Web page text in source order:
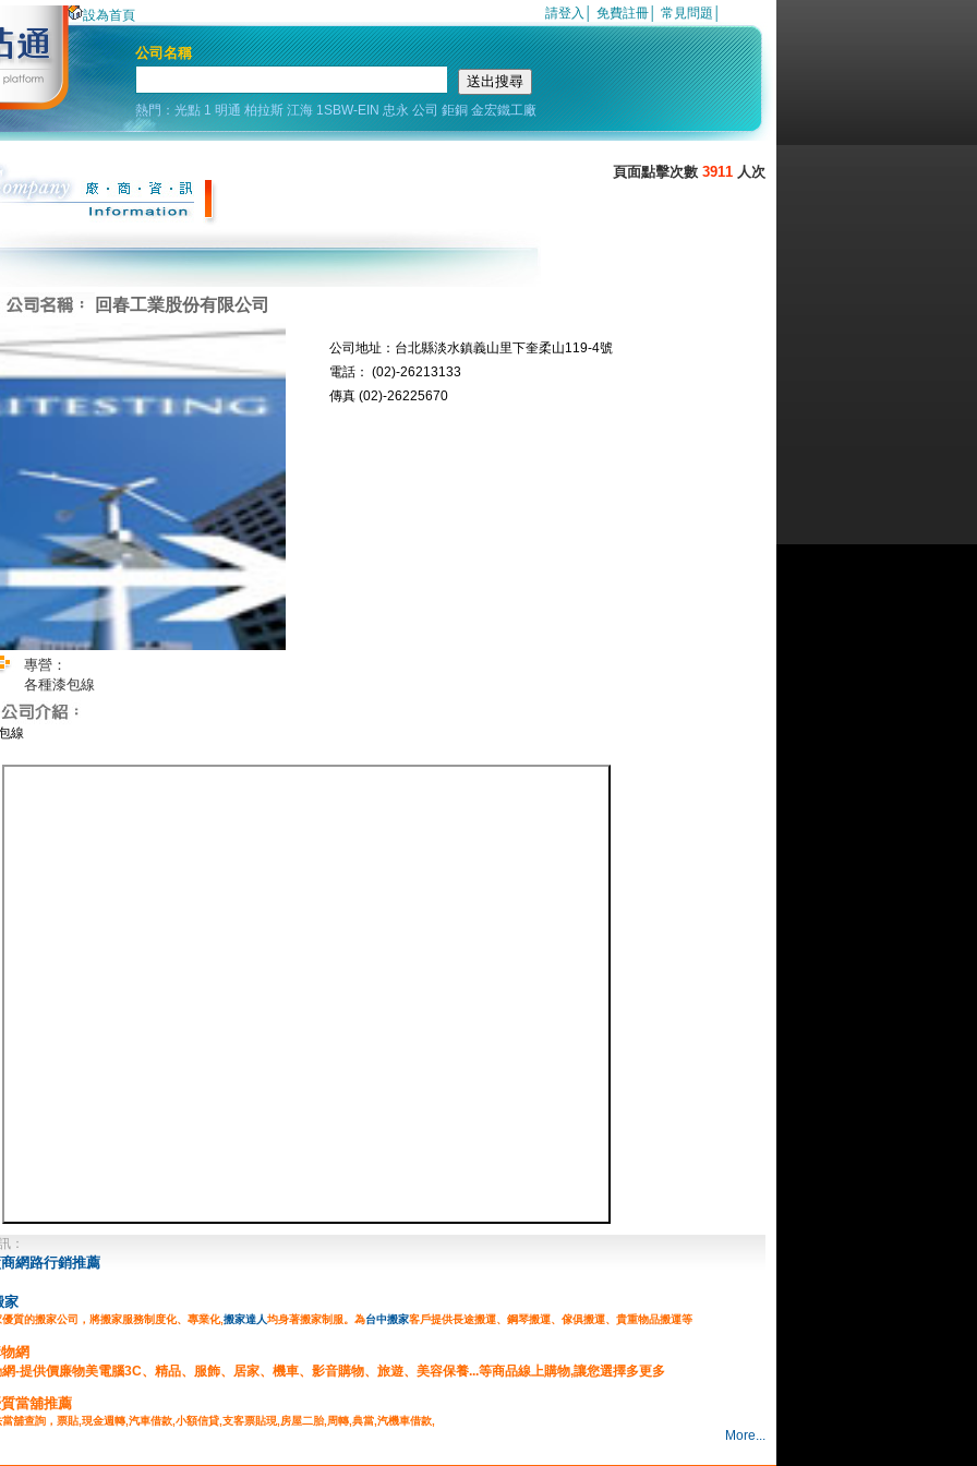
設為首頁 請登入 免費註冊 常見問題
公司名稱
熱門：光點 1 明通 柏拉斯 江海 1SBW-EIN 忠永 公司 鉅銅 金宏鐵工廠
3911
回春工業股份有限公司
公司地址：台北縣淡水鎮義山里下奎柔山119-4號
電話： (02)-26213133
傳真 (02)-26225670
專營：
各種漆包線
線
：
網路行銷推薦
家
質的搬家公司，將搬家服務制度化、專業化,搬家達人均身著搬家制服。為台中搬家客戶提供長途搬運、鋼琴搬運、傢俱搬運、貴重物品搬運等
網
網-提供價廉物美電腦3C、精品、服飾、居家、機車、影音購物、旅遊、美容保養...等商品線上購物,讓您選擇多更多
當舖推薦
舖查詢，票貼,現金週轉,汽車借款,小額信貸, 支客票貼現 ,房屋二胎,周轉,典當,汽機車借款,
More...